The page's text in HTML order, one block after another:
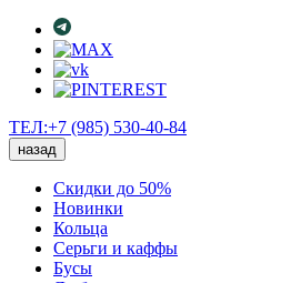
ТЕЛ:+7 (985) 530-40-84
назад
Скидки до 50%
Новинки
Кольца
Серьги и каффы
Бусы